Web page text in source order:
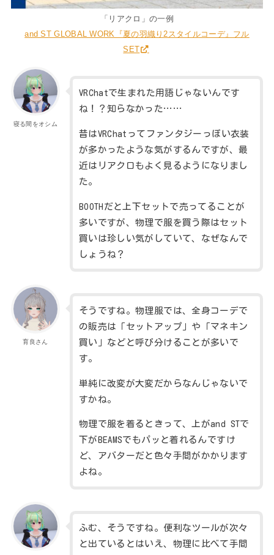
「リアクロ」の一例
and ST GLOBAL WORK『夏の羽織り2スタイルコーデ』フル
SET
寝る間をオシム
VRChatで生まれた用語じゃないんです
ね！？知らなかった……
昔はVRChatってファンタジーっぽい衣装
が多かったような気がするんですが、最
近はリアクロもよく見るようになりまし
た。
BOOTHだと上下セットで売ってることが
多いですが、物理で服を買う際はセット
買いは珍しい気がしていて、なぜなんで
しょうね？
育良さん
そうですね。物理服では、全身コーデで
の販売は「セットアップ」や「マネキン
買い」などと呼び分けることが多いで
す。
単純に改変が大変だからなんじゃないで
すかね。
物理で服を着るときって、上がand STで
下がBEAMSでもパッと着れるんですけ
ど、アバターだと色々手間がかかります
よね。
ふむ、そうですね。便利なツールが次々
と出ているとはいえ、物理に比べて手間